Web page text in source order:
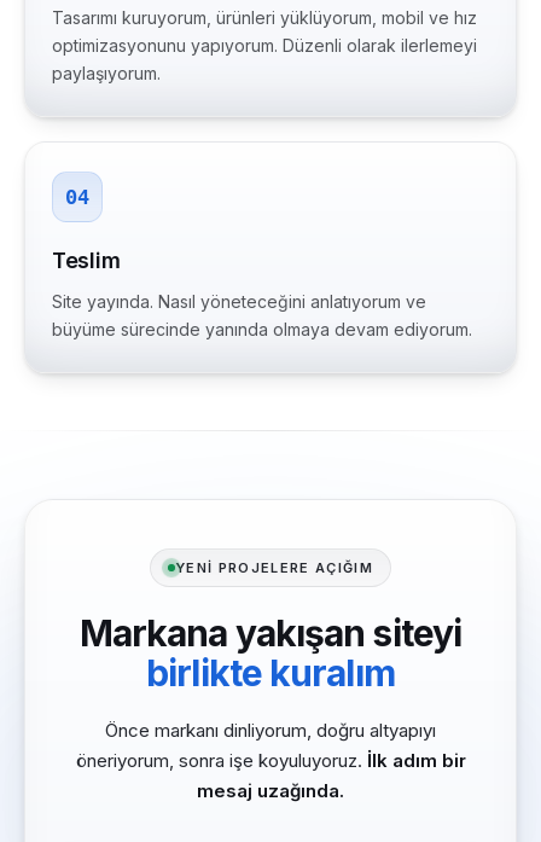
Tasarımı kuruyorum, ürünleri yüklüyorum, mobil ve hız
optimizasyonunu yapıyorum. Düzenli olarak ilerlemeyi
paylaşıyorum.
04
Teslim
Site yayında. Nasıl yöneteceğini anlatıyorum ve
büyüme sürecinde yanında olmaya devam ediyorum.
YENİ PROJELERE AÇIĞIM
Markana yakışan siteyi
birlikte kuralım
Önce markanı dinliyorum, doğru altyapıyı
öneriyorum, sonra işe koyuluyoruz. İlk adım bir
mesaj uzağında.